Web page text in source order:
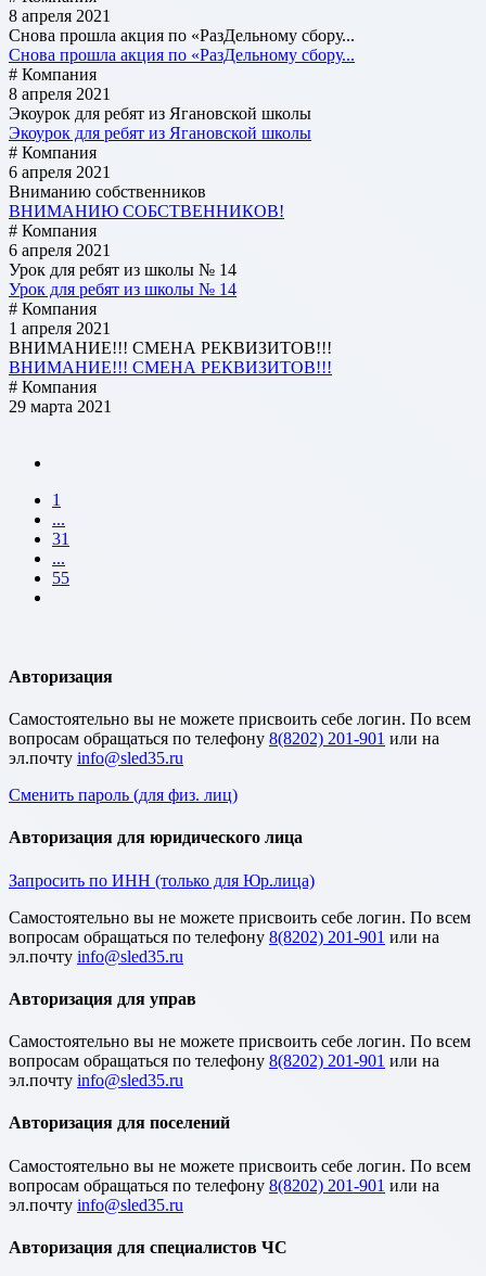
8 апреля 2021
Снова прошла акция по «РазДельному сбору...
Снова прошла акция по «РазДельному сбору...
# Компания
8 апреля 2021
Экоурок для ребят из Ягановской школы
Экоурок для ребят из Ягановской школы
# Компания
6 апреля 2021
Вниманию собственников
ВНИМАНИЮ СОБСТВЕННИКОВ!
# Компания
6 апреля 2021
Урок для ребят из школы № 14
Урок для ребят из школы № 14
# Компания
1 апреля 2021
ВНИМАНИЕ!!! СМЕНА РЕКВИЗИТОВ!!!
ВНИМАНИЕ!!! СМЕНА РЕКВИЗИТОВ!!!
# Компания
29 марта 2021
1
...
31
...
55
Авторизация
Cамостоятельно вы не можете присвоить себе логин. По всем
вопросам обращаться по телефону 8(8202) 201-901 или на
эл.почту
Сменить пароль (для физ. лиц)
Авторизация для юридического лица
Запросить по ИНН (только для Юр.лица)
Cамостоятельно вы не можете присвоить себе логин. По всем
вопросам обращаться по телефону 8(8202) 201-901 или на
эл.почту
Авторизация для управ
Cамостоятельно вы не можете присвоить себе логин. По всем
вопросам обращаться по телефону 8(8202) 201-901 или на
эл.почту
Авторизация для поселений
Cамостоятельно вы не можете присвоить себе логин. По всем
вопросам обращаться по телефону 8(8202) 201-901 или на
эл.почту
Авторизация для специалистов ЧС